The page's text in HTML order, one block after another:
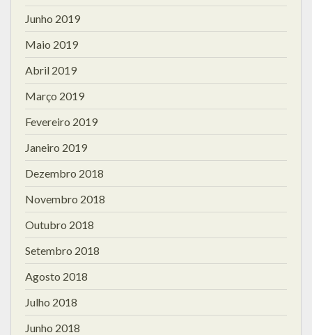
Junho 2019
Maio 2019
Abril 2019
Março 2019
Fevereiro 2019
Janeiro 2019
Dezembro 2018
Novembro 2018
Outubro 2018
Setembro 2018
Agosto 2018
Julho 2018
Junho 2018